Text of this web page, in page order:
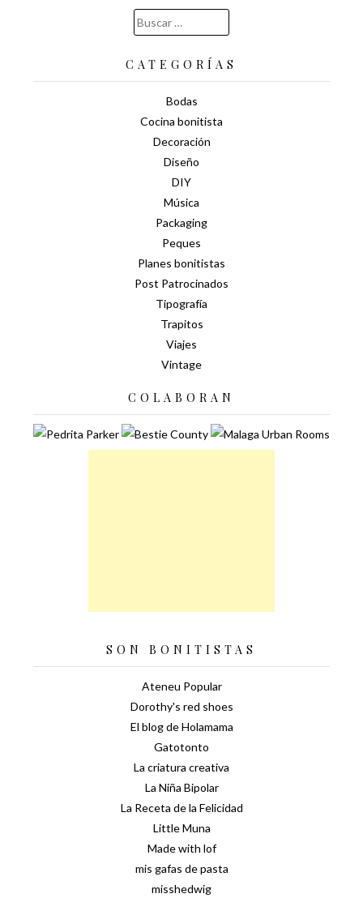
Buscar:
CATEGORÍAS
Bodas
Cocina bonitista
Decoración
Diseño
DIY
Música
Packaging
Peques
Planes bonitistas
Post Patrocinados
Tipografía
Trapitos
Viajes
Vintage
COLABORAN
SON BONITISTAS
Ateneu Popular
Dorothy's red shoes
El blog de Holamama
Gatotonto
La criatura creativa
La Niña Bipolar
La Receta de la Felicidad
Little Muna
Made with lof
mis gafas de pasta
misshedwig